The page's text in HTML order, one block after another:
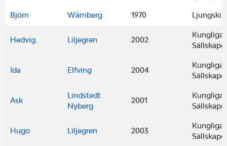
Björn Wärnberg 1970 Ljungskile
Hedvig. Liljegren 2002
Kungliga
Ida Elfving 2004
Kungliga
Ask
Lindstedt
Nyberg
2001
Kungliga
Hugo Liljegren 2003
Kungliga